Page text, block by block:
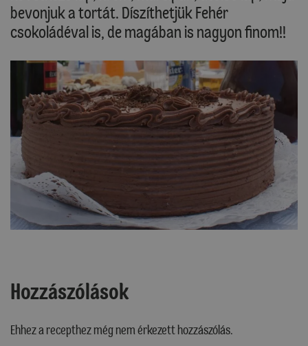
bevonjuk a tortát. Díszíthetjük Fehér
csokoládéval is, de magában is nagyon finom!!
Hozzászólások
Ehhez a recepthez még nem érkezett hozzászólás.